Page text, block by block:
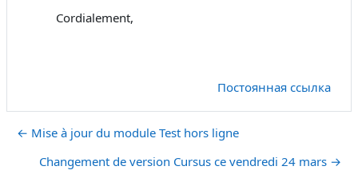
Cordialement,
Постоянная ссылка
← Mise à jour du module Test hors ligne
Changement de version Cursus ce vendredi 24 mars →